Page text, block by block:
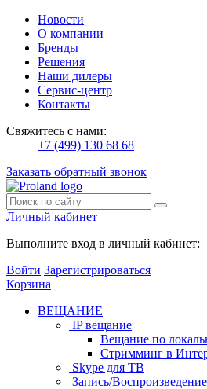
Новости
О компании
Бренды
Решения
Наши дилеры
Сервис-центр
Контакты
Свяжитесь с нами:
+7 (499) 130 68 68
Заказать обратный звонок
Личный кабинет
Выполните вход в личный кабинет:
Войти Зарегистрироваться
Корзина
ВЕЩАНИЕ
IP вещание
Вещание по
Стримминг в
Skype для ТВ
Запись/Воспроизведение